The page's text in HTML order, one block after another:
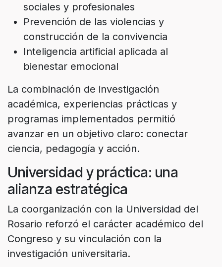
sociales y profesionales
Prevención de las violencias y
construcción de la convivencia
Inteligencia artificial aplicada al
bienestar emocional
La combinación de investigación
académica, experiencias prácticas y
programas implementados permitió
avanzar en un objetivo claro: conectar
ciencia, pedagogía y acción.
Universidad y práctica: una
alianza estratégica
La coorganización con la Universidad del
Rosario reforzó el carácter académico del
Congreso y su vinculación con la
investigación universitaria.